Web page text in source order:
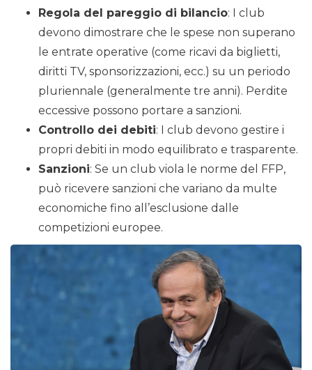
Regola del pareggio di bilancio: I club
devono dimostrare che le spese non superano
le entrate operative (come ricavi da biglietti,
diritti TV, sponsorizzazioni, ecc.) su un periodo
pluriennale (generalmente tre anni). Perdite
eccessive possono portare a sanzioni.
Controllo dei debiti: I club devono gestire i
propri debiti in modo equilibrato e trasparente.
Sanzioni: Se un club viola le norme del FFP,
può ricevere sanzioni che variano da multe
economiche fino all’esclusione dalle
competizioni europee.